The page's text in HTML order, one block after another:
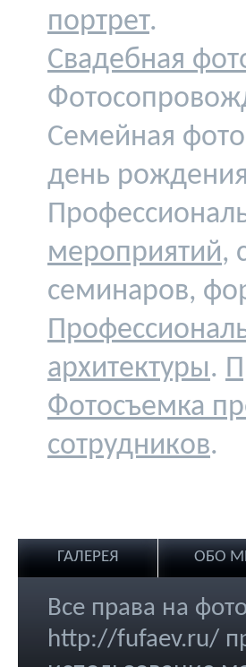
портрет.
Свадебная
Семейная
день
мероприятий,
семинаров,
архитектуры.
Фотосъемка
сотрудников.
ГАЛЕРЕЯ ОБО
Все права на
http://fufaev.ru/